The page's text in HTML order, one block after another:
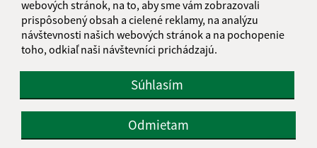
webových stránok, na to, aby sme vám zobrazovali
prispôsobený obsah a cielené reklamy, na analýzu
návštevnosti našich webových stránok a na pochopenie
toho, odkiaľ naši návštevníci prichádzajú.
Súhlasím
Odmietam
IČO: 00324264